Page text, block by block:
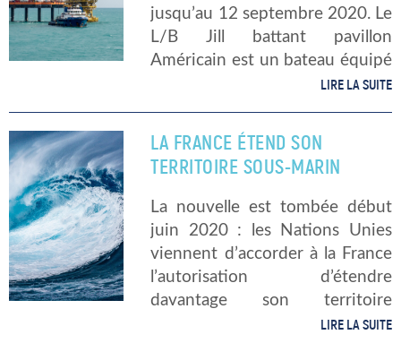
jusqu’au 12 septembre 2020. Le
L/B Jill battant pavillon
Américain est un bateau équipé
de jambes mobiles, et d’une
dessus du niveau de la mer. Le
LB/Jill se rend […]
LIRE LA SUITE
LA FRANCE ÉTEND SON
TERRITOIRE SOUS-MARIN
La nouvelle est tombée début
juin 2020 : les Nations Unies
viennent d’accorder à la France
l’autorisation d’étendre
davantage son territoire
maritime. Quelle est la taille du
LIRE LA SUITE